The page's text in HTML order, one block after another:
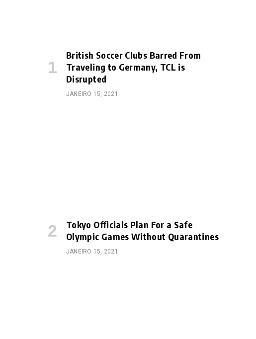
British Soccer Clubs Barred From
Traveling to Germany, TCL is
Disrupted
JANEIRO 15, 2021
Tokyo Officials Plan For a Safe
Olympic Games Without Quarantines
JANEIRO 15, 2021